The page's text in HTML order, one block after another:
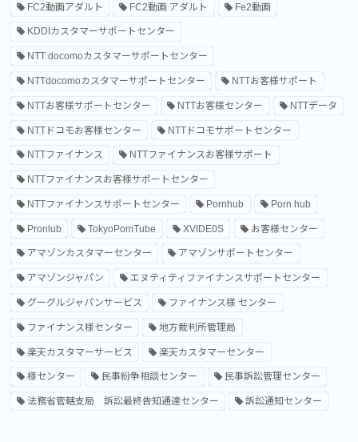
FC2動画アダルト FC2動画 アダルト Fe2動画
KDDIカスタマーサポートセンター
NTT docomoカスタマーサポートセンター
NTTdocomoカスタマーサポートセンター NTTお客様サポート
NTTお客様サポートセンター NTTお客様センター NTTデータ
NTTドコモお客様センター NTTドコモサポートセンター
NTTファイナンス NTTファイナンスお客様サポート
NTTファイナンスお客様サポートセンター
NTTファイナンスサポートセンター Pornhub Porn hub
Pronlub TokyoPomTube XVIDE0S お客様センター
アマゾンカスタマーセンター アマゾンサポートセンター
アマゾンジャパン エヌティティファイナンスサポートセンター
グーグルジャパンサービス ファイナンス様 センター
ファイナンス様センター 地方裁判所管理局
楽天カスタマーサービス 楽天カスタマーセンター
様センター 民事紛争相談センター 民事訴訟管理センター
法務省管轄支局 訴訟最終告知通達センター 訴訟通知センター